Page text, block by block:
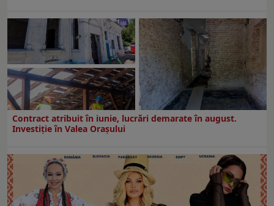
Contract atribuit în iunie, lucrări demarate în august.
Investiţie în Valea Oraşului